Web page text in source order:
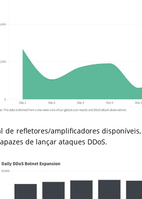
de refletores/amplificadores
de lançar ataques DDoS.